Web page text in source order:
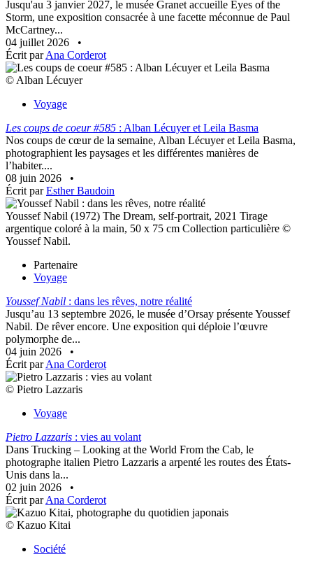
Jusqu'au 3 janvier 2027, le musée Granet accueille Eyes of the
Storm, une exposition consacrée à une facette méconnue de Paul
McCartney...
04 juillet 2026
•
Écrit parAna Corderot
© Alban Lécuyer
Voyage
Les coups de coeur #585 : Alban Lécuyer et Leila Basma
Nos coups de cœur de la semaine, Alban Lécuyer et Leila Basma,
photographient les paysages et les différentes manières de
l’habiter....
08 juin 2026
•
Écrit parEsther Baudoin
Youssef Nabil (1972) The Dream, self-portrait, 2021 Tirage
argentique coloré à la main, 50 x 75 cm Collection particulière ©
Youssef Nabil.
Partenaire
Voyage
Youssef Nabil : dans les rêves, notre réalité
Jusqu’au 13 septembre 2026, le musée d’Orsay présente Youssef
Nabil. De rêver encore. Une exposition qui déploie l’œuvre
polymorphe de...
04 juin 2026
•
Écrit parAna Corderot
© Pietro Lazzaris
Voyage
Pietro Lazzaris : vies au volant
Dans Trucking – Looking at the World From the Cab, le
photographe italien Pietro Lazzaris a arpenté les routes des États-
Unis dans la...
02 juin 2026
•
Écrit parAna Corderot
© Kazuo Kitai
Société